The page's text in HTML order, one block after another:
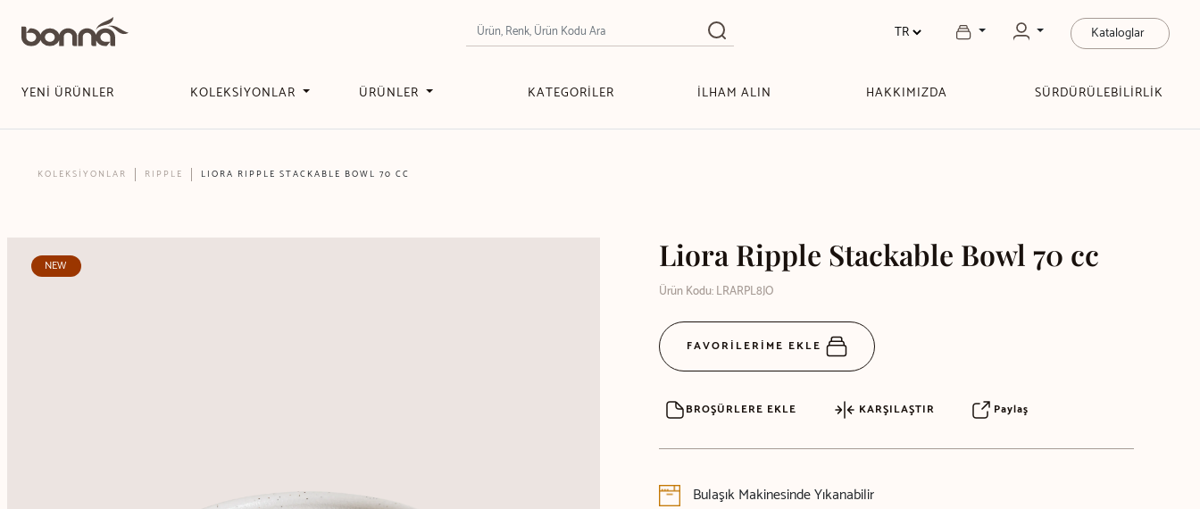
Kataloglar
YENİ ÜRÜNLER KOLEKSİYONLAR ÜRÜNLER KATEGORİLER İLHAM ALIN HAKKIMIZDA SÜRDÜRÜLEBİLİRLİK
KOLEKSİYONLAR RIPPLE LIORA RIPPLE STACKABLE BOWL 70 CC
NEW Liora Ripple Stackable Bowl 70 cc
Ürün Kodu: LRARPL8JO
FAVORİLERİME EKLE
BROŞÜRLERE EKLE KARŞILAŞTIR Paylaş
Bulaşık Makinesinde Yıkanabilir